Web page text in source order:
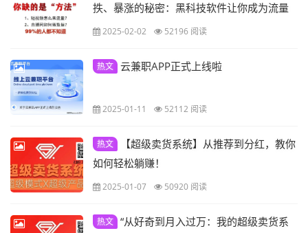
抶、暴涨的秘密：黑科技软件让你成为流量
收割机！
2025-02-02 52196 阅读
热文 云兼职APP正式上线啦
2025-01-11 52112 阅读
热文
【超级卖货系统】从推荐到分红，教你
如何轻松躺赚！
2025-01-07 50920 阅读
热文 “从好奇到月入过万：我的超级卖货系